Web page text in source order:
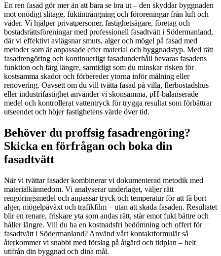
En ren fasad gör mer än att bara se bra ut – den skyddar byggnaden
mot onödigt slitage, fuktinträngning och föroreningar från luft och
väder. Vi hjälper privatpersoner, fastighetsägare, företag och
bostadsrättsföreningar med professionell fasadtvätt i Södermanland,
där vi effektivt avlägsnar smuts, alger och mögel på fasad med
metoder som är anpassade efter material och byggnadstyp. Med rätt
fasadrengöring och kontinuerligt fasadunderhåll bevaras fasadens
funktion och färg längre, samtidigt som du minskar risken för
kostsamma skador och förbereder ytorna inför målning eller
renovering. Oavsett om du vill tvätta fasad på villa, flerbostadshus
eller industrifastighet använder vi skonsamma, pH-balanserade
medel och kontrollerat vattentryck för trygga resultat som förbättrar
utseendet och höjer fastighetens värde över tid.
Behöver du proffsig fasadrengöring?
Skicka en förfrågan och boka din
fasadtvätt
När vi tvättar fasader kombinerar vi dokumenterad metodik med
materialkännedom. Vi analyserar underlaget, väljer rätt
rengöringsmedel och anpassar tryck och temperatur för att få bort
alger, mögelpåväxt och trafikfilm – utan att skada fasaden. Resultatet
blir en renare, friskare yta som andas rätt, står emot fukt bättre och
håller längre. Vill du ha en kostnadsfri bedömning och offert för
fasadtvätt i Södermanland? Använd vårt kontaktformulär så
återkommer vi snabbt med förslag på åtgärd och tidplan – helt
utifrån din byggnad och dina mål.